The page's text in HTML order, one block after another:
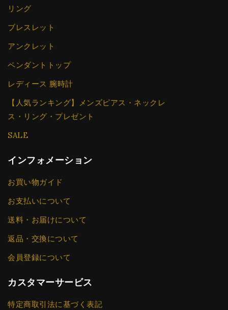
リング
ブレスレット
アンクレット
ペンダントトップ
レディース 腕時計
【人気ランキング】メンズピアス・ネックレ
ス・リング・プレゼント
SALE
インフォメーション
お買い物ガイド
お支払いについて
送料・お届けについて
返品・交換について
会員登録について
カスタマーサービス
特定商取引法に基づく表記